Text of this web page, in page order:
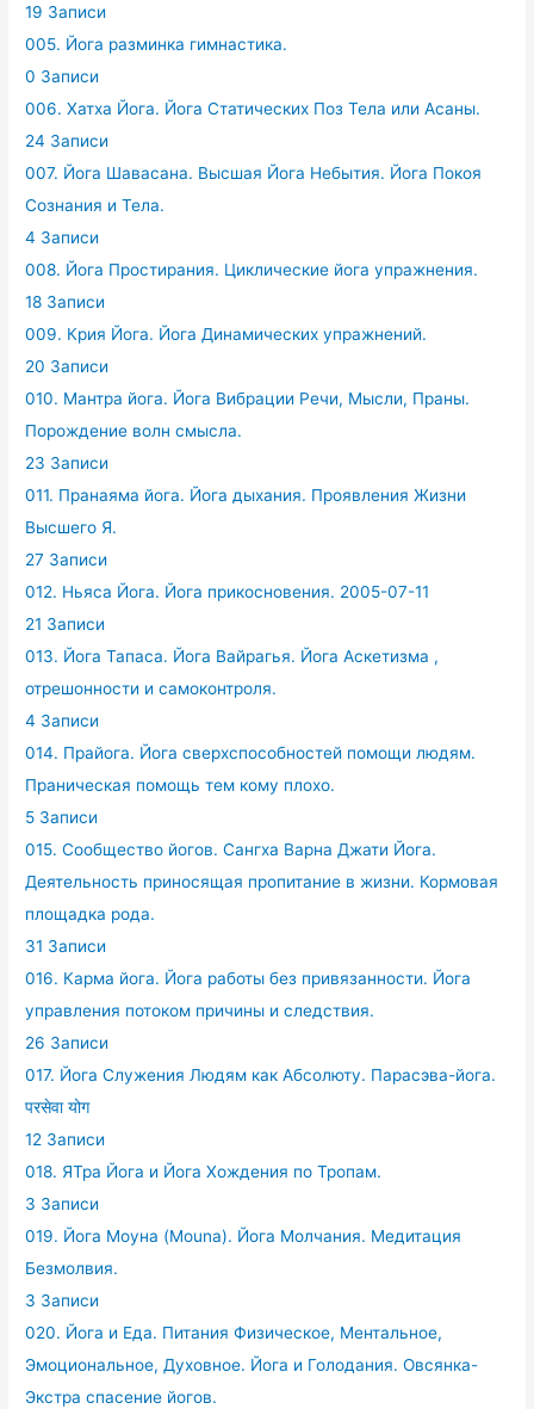
19 Записи
005. Йога разминка гимнастика.
0 Записи
006. Хатха Йога. Йога Статических Поз Тела или Асаны.
24 Записи
007. Йога Шавасана. Высшая Йога Небытия. Йога Покоя
Сознания и Тела.
4 Записи
008. Йога Простирания. Циклические йога упражнения.
18 Записи
009. Крия Йога. Йога Динамических упражнений.
20 Записи
010. Мантра йога. Йога Вибрации Речи, Мысли, Праны.
Порождение волн смысла.
23 Записи
011. Пранаяма йога. Йога дыхания. Проявления Жизни
Высшего Я.
27 Записи
012. Ньяса Йога. Йога прикосновения. 2005-07-11
21 Записи
013. Йога Тапаса. Йога Вайрагья. Йога Аскетизма ,
отрешонности и самоконтроля.
4 Записи
014. Прайога. Йога сверхспособностей помощи людям.
Праническая помощь тем кому плохо.
5 Записи
015. Сообщество йогов. Сангха Варна Джати Йога.
Деятельность приносящая пропитание в жизни. Кормовая
площадка рода.
31 Записи
016. Карма йога. Йога работы без привязанности. Йога
управления потоком причины и следствия.
26 Записи
017. Йога Служения Людям как Абсолюту. Парасэва-йога.
परसेवा योग
12 Записи
018. ЯТра Йога и Йога Хождения по Тропам.
3 Записи
019. Йога Моуна (Mouna). Йога Молчания. Медитация
Безмолвия.
3 Записи
020. Йога и Еда. Питания Физическое, Ментальное,
Эмоциональное, Духовное. Йога и Голодания. Овсянка-
Экстра спасение йогов.